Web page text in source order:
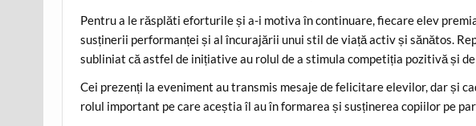
Pentru a le răsplăti eforturile și a-i motiva în continuare, fiecare elev
susținerii performanței și al încurajării unui stil de viață activ și sănătos.
subliniat că astfel de inițiative au rolul de a stimula competiția pozitivă și
Cei prezenți la eveniment au transmis mesaje de felicitare elevilor, dar și
rolul important pe care aceștia îl au în formarea și susținerea copiilor pe